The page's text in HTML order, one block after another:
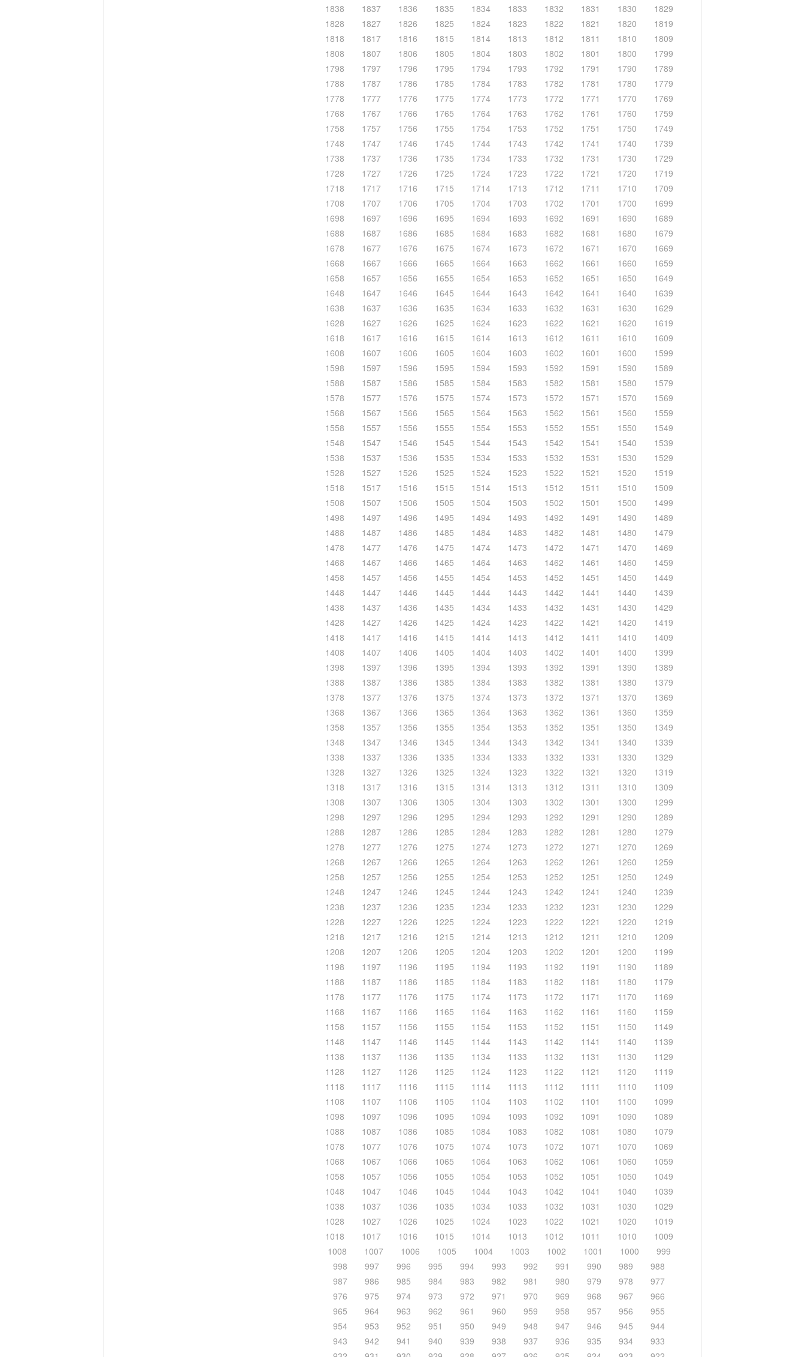
1838
1837 1836 1835 1834 1833 1832 1831 1830
1829
1828
1827 1826 1825 1824 1823 1822 1821 1820
1819
1818
1817 1816 1815 1814 1813 1812 1811 1810
1809
1808
1807 1806 1805 1804 1803 1802 1801 1800
1799
1798
1797 1796 1795 1794 1793 1792 1791 1790
1789
1788
1787 1786 1785 1784 1783 1782 1781 1780
1779
1778
1777 1776 1775 1774 1773 1772 1771 1770
1769
1768
1767 1766 1765 1764 1763 1762 1761 1760
1759
1758
1757 1756 1755 1754 1753 1752 1751 1750
1749
1748
1747 1746 1745 1744 1743 1742 1741 1740
1739
1738
1737 1736 1735 1734 1733 1732 1731 1730
1729
1728
1727 1726 1725 1724 1723 1722 1721 1720
1719
1718
1717 1716 1715 1714 1713 1712 1711 1710
1709
1708
1707 1706 1705 1704 1703 1702 1701 1700
1699
1698
1697 1696 1695 1694 1693 1692 1691 1690
1689
1688
1687 1686 1685 1684 1683 1682 1681 1680
1679
1678
1677 1676 1675 1674 1673 1672 1671 1670
1669
1668
1667 1666 1665 1664 1663 1662 1661 1660
1659
1658
1657 1656 1655 1654 1653 1652 1651 1650
1649
1648
1647 1646 1645 1644 1643 1642 1641 1640
1639
1638
1637 1636 1635 1634 1633 1632 1631 1630
1629
1628
1627 1626 1625 1624 1623 1622 1621 1620
1619
1618
1617 1616 1615 1614 1613 1612 1611 1610
1609
1608
1607 1606 1605 1604 1603 1602 1601 1600
1599
1598
1597 1596 1595 1594 1593 1592 1591 1590
1589
1588
1587 1586 1585 1584 1583 1582 1581 1580
1579
1578
1577 1576 1575 1574 1573 1572 1571 1570
1569
1568
1567 1566 1565 1564 1563 1562 1561 1560
1559
1558
1557 1556 1555 1554 1553 1552 1551 1550
1549
1548
1547 1546 1545 1544 1543 1542 1541 1540
1539
1538
1537 1536 1535 1534 1533 1532 1531 1530
1529
1528
1527 1526 1525 1524 1523 1522 1521 1520
1519
1518
1517 1516 1515 1514 1513 1512 1511 1510
1509
1508
1507 1506 1505 1504 1503 1502 1501 1500
1499
1498
1497 1496 1495 1494 1493 1492 1491 1490
1489
1488
1487 1486 1485 1484 1483 1482 1481 1480
1479
1478
1477 1476 1475 1474 1473 1472 1471 1470
1469
1468
1467 1466 1465 1464 1463 1462 1461 1460
1459
1458
1457 1456 1455 1454 1453 1452 1451 1450
1449
1448
1447 1446 1445 1444 1443 1442 1441 1440
1439
1438
1437 1436 1435 1434 1433 1432 1431 1430
1429
1428
1427 1426 1425 1424 1423 1422 1421 1420
1419
1418
1417 1416 1415 1414 1413 1412 1411 1410
1409
1408
1407 1406 1405 1404 1403 1402 1401 1400
1399
1398
1397 1396 1395 1394 1393 1392 1391 1390
1389
1388
1387 1386 1385 1384 1383 1382 1381 1380
1379
1378
1377 1376 1375 1374 1373 1372 1371 1370
1369
1368
1367 1366 1365 1364 1363 1362 1361 1360
1359
1358
1357 1356 1355 1354 1353 1352 1351 1350
1349
1348
1347 1346 1345 1344 1343 1342 1341 1340
1339
1338
1337 1336 1335 1334 1333 1332 1331 1330
1329
1328
1327 1326 1325 1324 1323 1322 1321 1320
1319
1318
1317 1316 1315 1314 1313 1312 1311 1310
1309
1308
1307 1306 1305 1304 1303 1302 1301 1300
1299
1298
1297 1296 1295 1294 1293 1292 1291 1290
1289
1288
1287 1286 1285 1284 1283 1282 1281 1280
1279
1278
1277 1276 1275 1274 1273 1272 1271 1270
1269
1268
1267 1266 1265 1264 1263 1262 1261 1260
1259
1258
1257 1256 1255 1254 1253 1252 1251 1250
1249
1248
1247 1246 1245 1244 1243 1242 1241 1240
1239
1238
1237 1236 1235 1234 1233 1232 1231 1230
1229
1228
1227 1226 1225 1224 1223 1222 1221 1220
1219
1218
1217 1216 1215 1214 1213 1212 1211 1210
1209
1208
1207 1206 1205 1204 1203 1202 1201 1200
1199
1198
1197 1196 1195 1194 1193 1192 1191 1190
1189
1188
1187 1186 1185 1184 1183 1182 1181 1180
1179
1178
1177 1176 1175 1174 1173 1172 1171 1170
1169
1168
1167 1166 1165 1164 1163 1162 1161 1160
1159
1158
1157 1156 1155 1154 1153 1152 1151 1150
1149
1148
1147 1146 1145 1144 1143 1142 1141 1140
1139
1138
1137 1136 1135 1134 1133 1132 1131 1130
1129
1128
1127 1126 1125 1124 1123 1122 1121 1120
1119
1118
1117 1116 1115 1114 1113 1112 1111 1110
1109
1108
1107 1106 1105 1104 1103 1102 1101 1100
1099
1098
1097 1096 1095 1094 1093 1092 1091 1090
1089
1088
1087 1086 1085 1084 1083 1082 1081 1080
1079
1078
1077 1076 1075 1074 1073 1072 1071 1070
1069
1068
1067 1066 1065 1064 1063 1062 1061 1060
1059
1058
1057 1056 1055 1054 1053 1052 1051 1050
1049
1048
1047 1046 1045 1044 1043 1042 1041 1040
1039
1038
1037 1036 1035 1034 1033 1032 1031 1030
1029
1028
1027 1026 1025 1024 1023 1022 1021 1020
1019
1018
1017 1016 1015 1014 1013 1012 1011 1010
1009
1008
1007 1006 1005 1004 1003 1002 1001 1000
999
998
997 996 995 994 993 992 991 990 989
988
987
986 985 984 983 982 981 980 979 978
977
976
975 974 973 972 971 970 969 968 967
966
965
964 963 962 961 960 959 958 957 956
955
954
953 952 951 950 949 948 947 946 945
944
943
942 941 940 939 938 937 936 935 934
933